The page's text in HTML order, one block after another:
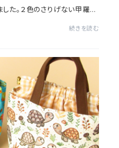
た。２色のさりげない甲羅感
続きを読む